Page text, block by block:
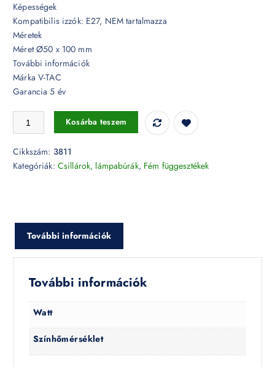
Képességek
Kompatibilis izzók: E27, NEM tartalmazza
Méretek
Méret Ø50 x 100 mm
További információk
Márka V-TAC
Garancia 5 év
Alumínium függeszték állítható tartóval Arany - 3811 mennyiség
Kosárba teszem
Cikkszám: 3811
Kategóriák: Csillárok, lámpabúrák, Fém függesztékek
További információk
További információk
Watt
Színhőmérséklet